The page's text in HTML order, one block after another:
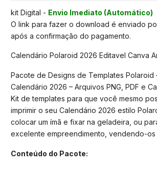
kit Digital - Envio Imediato (Automático)
O link para fazer o download é enviado
após a confirmação do pagamento.
Calendário Polaroid 2026 Editavel Canva
Pacote de Designs de Templates Polaroid
Calendário 2026 – Arquivos PNG, PDF e
Kit de templates para que você mesmo
imprimir o seu Calendário 2026 estilo
colocar um ímã e fixar na geladeira, ou
excelente empreendimento, vendendo-os
Conteúdo do Pacote: